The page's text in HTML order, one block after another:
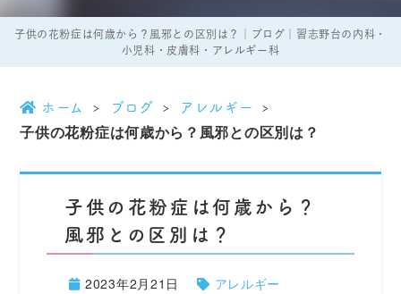
子供の花粉症は何歳から？風邪との区別は？｜ブログ｜習志野台の内科・
小児科・皮膚科・アレルギー科
ホーム ブログ アレルギー
子供の花粉症は何歳から？風邪との区別は？
子供の花粉症は何歳から？
風邪との区別は？
2023年2月21日 アレルギー